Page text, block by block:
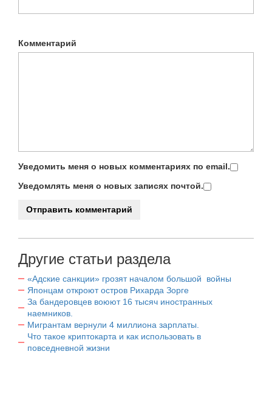
Комментарий
Уведомить меня о новых комментариях по email.
Уведомлять меня о новых записях почтой.
Другие статьи раздела
«Адские санкции» грозят началом большой войны
Японцам откроют остров Рихарда Зорге
За бандеровцев воюют 16 тысяч иностранных
наемников.
Мигрантам вернули 4 миллиона зарплаты.
Что такое криптокарта и как использовать в
повседневной жизни